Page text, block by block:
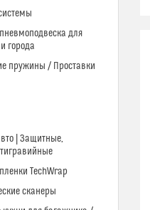
для
города
пружины / Проставки
| Защитные,
TechWrap
сканеры